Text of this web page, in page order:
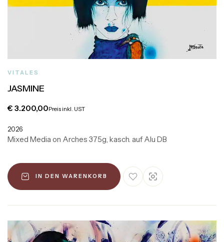
VITALES
JASMINE
€ 3.200,00Preis inkl. UST
2026
Mixed Media on Arches 375g, kasch. auf Alu DB
IN DEN WARENKORB